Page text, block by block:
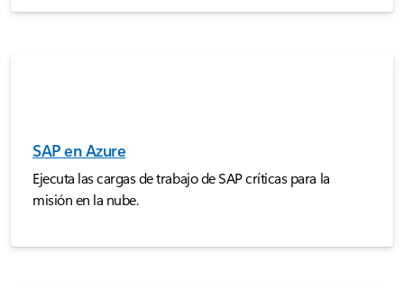
SAP en Azure
Ejecuta las cargas de trabajo de SAP críticas para la
misión en la nube.